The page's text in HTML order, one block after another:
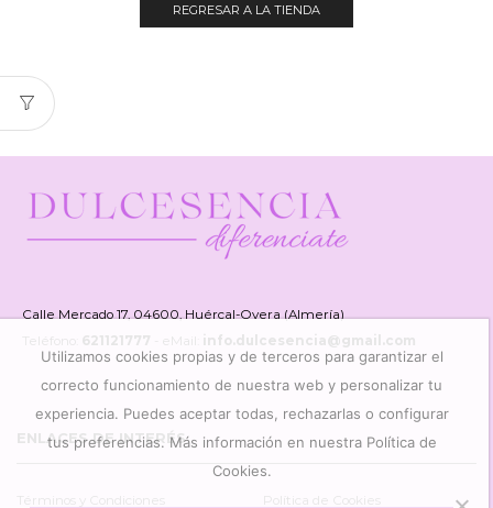
REGRESAR A LA TIENDA
Calle Mercado 17, 04600, Huércal-Overa (Almería)
Teléfono: 621121777 info.dulcesencia@gmail.com
ENLACES DE INTERÉS
Términos y Condiciones Política de Cookies
Utilizamos cookies propias y de terceros para garantizar el
correcto funcionamiento de nuestra web y personalizar tu
experiencia. Puedes aceptar todas, rechazarlas o configurar
tus preferencias. Más información en nuestra Política de
Cookies.